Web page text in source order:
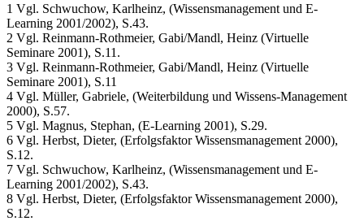
1 Vgl. Schwuchow, Karlheinz, (Wissensmanagement und E-
Learning 2001/2002), S.43.
2 Vgl. Reinmann-Rothmeier, Gabi/Mandl, Heinz (Virtuelle
Seminare 2001), S.11.
3 Vgl. Reinmann-Rothmeier, Gabi/Mandl, Heinz (Virtuelle
Seminare 2001), S.11
4 Vgl. Müller, Gabriele, (Weiterbildung und Wissens-Management
2000), S.57.
5 Vgl. Magnus, Stephan, (E-Learning 2001), S.29.
6 Vgl. Herbst, Dieter, (Erfolgsfaktor Wissensmanagement 2000),
S.12.
7 Vgl. Schwuchow, Karlheinz, (Wissensmanagement und E-
Learning 2001/2002), S.43.
8 Vgl. Herbst, Dieter, (Erfolgsfaktor Wissensmanagement 2000),
S.12.